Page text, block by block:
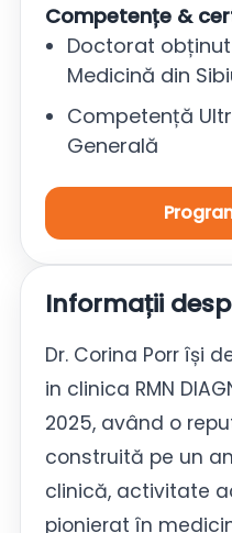
Competențe &
Doctorat
Medicină din
Competență
Generală
Informații
Dr. Corina Porr își
in clinica RMN
2025, având o
construită pe un
clinică, activitate
pionierat în